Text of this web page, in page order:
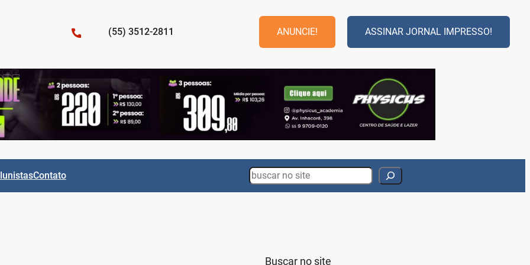
(55) 3512-2811 ANUNCIE! ASSINAR JORNAL IMPRESSO!
Contato Search
Buscar no site